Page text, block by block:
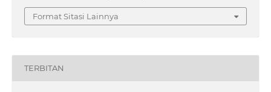
Format Sitasi Lainnya
TERBITAN